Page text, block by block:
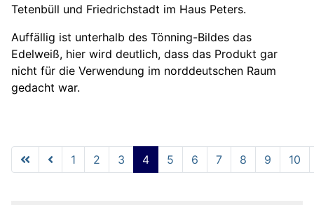
Tetenbüll und Friedrichstadt im Haus Peters.
Auffällig ist unterhalb des Tönning-Bildes das
Edelweiß, hier wird deutlich, dass das Produkt gar
nicht für die Verwendung im norddeutschen Raum
gedacht war.
Seite 4 von 14
1 2 3 4 5 6 7 8 9 10